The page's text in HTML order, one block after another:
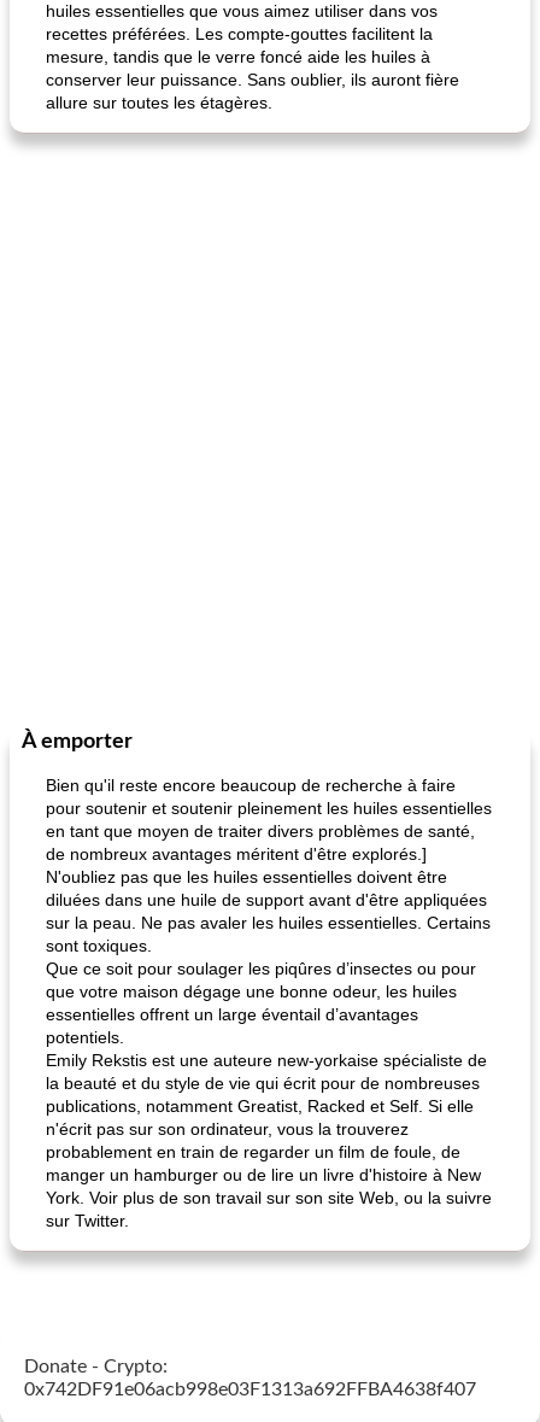
huiles essentielles que vous aimez utiliser dans vos
recettes préférées. Les compte-gouttes facilitent la
mesure, tandis que le verre foncé aide les huiles à
conserver leur puissance. Sans oublier, ils auront fière
allure sur toutes les étagères.
À emporter
Bien qu'il reste encore beaucoup de recherche à faire
pour soutenir et soutenir pleinement les huiles essentielles
en tant que moyen de traiter divers problèmes de santé,
de nombreux avantages méritent d'être explorés.]
N'oubliez pas que les huiles essentielles doivent être
diluées dans une huile de support avant d'être appliquées
sur la peau. Ne pas avaler les huiles essentielles. Certains
sont toxiques.
Que ce soit pour soulager les piqûres d’insectes ou pour
que votre maison dégage une bonne odeur, les huiles
essentielles offrent un large éventail d’avantages
potentiels.
Emily Rekstis est une auteure new-yorkaise spécialiste de
la beauté et du style de vie qui écrit pour de nombreuses
publications, notamment Greatist, Racked et Self. Si elle
n'écrit pas sur son ordinateur, vous la trouverez
probablement en train de regarder un film de foule, de
manger un hamburger ou de lire un livre d'histoire à New
York. Voir plus de son travail sur son site Web, ou la suivre
sur Twitter.
Donate - Crypto:
0x742DF91e06acb998e03F1313a692FFBA4638f407